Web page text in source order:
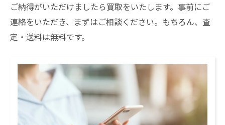
ご納得がいただけましたら買取をいたします。事前にご
連絡をいただき、まずはご相談ください。もちろん、査
定・送料は無料です。